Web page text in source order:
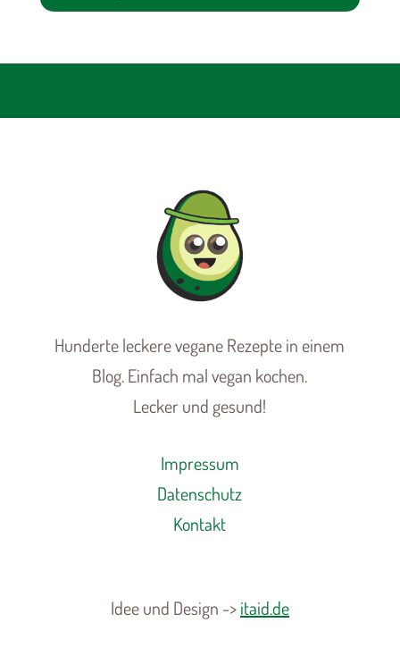
Hunderte leckere vegane Rezepte in einem
Blog. Einfach mal vegan kochen.
Lecker und gesund!
Impressum
Datenschutz
Kontakt
Idee und Design ->itaid.de